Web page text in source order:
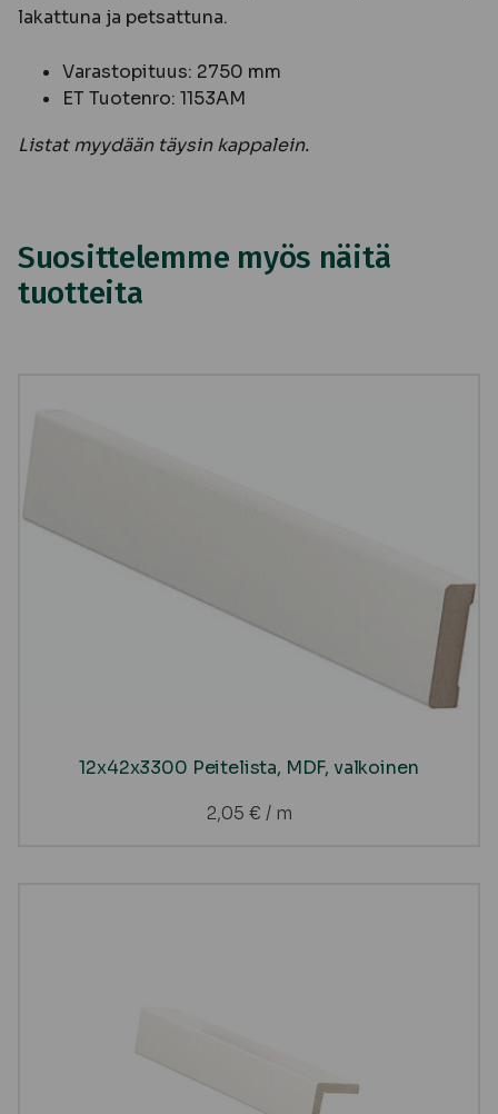
lakattuna ja petsattuna.
Varastopituus: 2750 mm
ET Tuotenro: 1153AM
Listat myydään täysin kappalein.
Suosittelemme myös näitä
tuotteita
12x42x3300 Peitelista, MDF, valkoinen
2,05 € / m